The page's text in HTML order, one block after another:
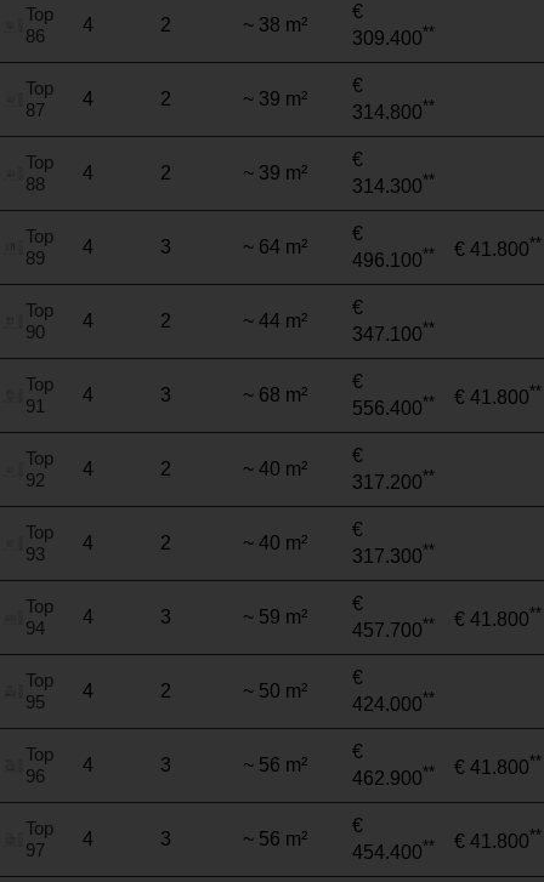
Top
86
4 2 ~ 38 m²
€
309.400**
Top
87
4 2 ~ 39 m²
€
314.800**
Top
88
4 2 ~ 39 m²
€
314.300**
Top
89
4 3 ~ 64 m²
€
496.100** € 41.800**
Top
90
4 2 ~ 44 m²
€
347.100**
Top
91
4 3 ~ 68 m²
€
556.400** € 41.800**
Top
92
4 2 ~ 40 m²
€
317.200**
Top
93
4 2 ~ 40 m²
€
317.300**
Top
94
4 3 ~ 59 m²
€
457.700** € 41.800**
Top
95
4 2 ~ 50 m²
€
424.000**
Top
96
4 3 ~ 56 m²
€
462.900** € 41.800**
Top
97
4 3 ~ 56 m²
€
454.400** € 41.800**